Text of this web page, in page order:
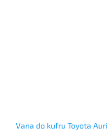
Vana do kufru Toyota